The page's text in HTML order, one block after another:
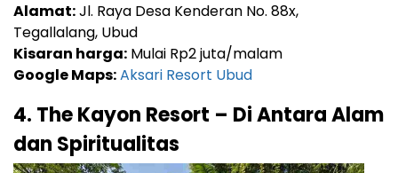
Alamat:Jl. Raya Desa Kenderan No. 88x,
Tegallalang, Ubud
Kisaran harga: Mulai Rp2 juta/malam
Google Maps:Aksari Resort Ubud
4. The Kayon Resort – Di Antara Alam
dan Spiritualitas